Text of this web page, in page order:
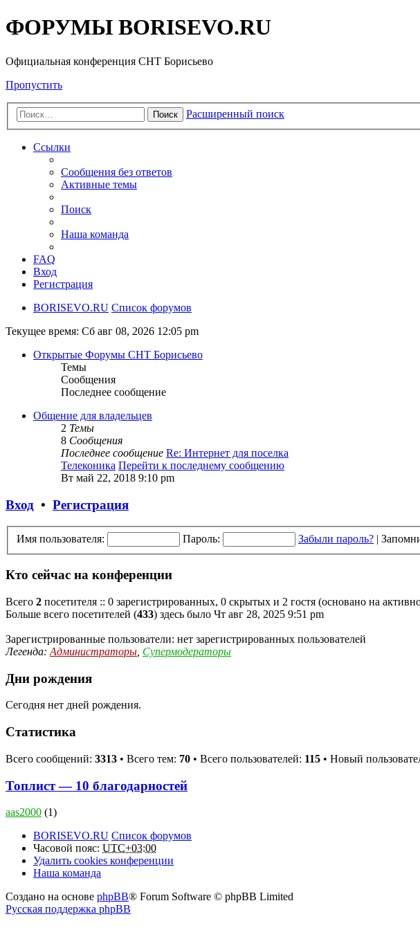
ФОРУМЫ BORISEVO.RU
Официальная конференция СНТ Борисьево
Пропустить
Поиск Расширенный поиск
Ссылки
Сообщения без ответов
Активные темы
Поиск
Наша команда
FAQ
Вход
Регистрация
BORISEVO.RU Список форумов
Текущее время: Сб авг 08, 2026 12:05 pm
Открытые Форумы СНТ Борисьево
Темы
Сообщения
Последнее сообщение
Общение для владельцев
2 Темы
8 Сообщения
Последнее сообщение Re: Интернет для поселка
Телеконика Перейти к последнему сообщению
Вт май 22, 2018 9:10 pm
Вход • Регистрация
Имя пользователя: Пароль: Забыли пароль? |
Кто сейчас на конференции
Всего 2 посетителя :: 0 зарегистрированных, 0 скрытых и 2 гостя (основано на
Больше всего посетителей (433) здесь было Чт авг 28, 2025 9:51 pm
Зарегистрированные пользователи: нет зарегистрированных пользователей
Легенда: Администраторы Супермодераторы
Дни рождения
Сегодня нет дней рождения.
Статистика
Всего сообщений: 3313 • Всего тем: 70 • Всего пользователей: 115 • Новый
Топлист — 10 благодарностей
aas2000 (1)
BORISEVO.RU Список форумов
Часовой пояс: UTC+03:00
Удалить cookies конференции
Наша команда
Создано на основе phpBB® Forum Software © phpBB Limited
Русская поддержка phpBB